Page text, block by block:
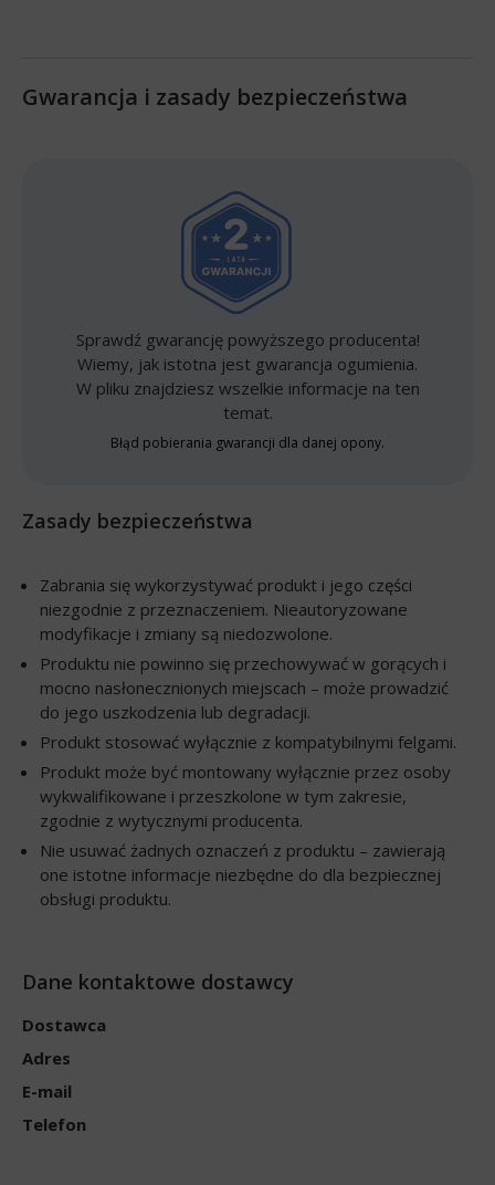
Gwarancja i zasady bezpieczeństwa
Sprawdź gwarancję powyższego producenta!
Wiemy, jak istotna jest gwarancja ogumienia.
W pliku znajdziesz wszelkie informacje na ten
temat.
Błąd pobierania gwarancji dla danej opony.
Zasady bezpieczeństwa
Zabrania się wykorzystywać produkt i jego części
niezgodnie z przeznaczeniem. Nieautoryzowane
modyfikacje i zmiany są niedozwolone.
Produktu nie powinno się przechowywać w gorących i
mocno nasłonecznionych miejscach – może prowadzić
do jego uszkodzenia lub degradacji.
Produkt stosować wyłącznie z kompatybilnymi felgami.
Produkt może być montowany wyłącznie przez osoby
wykwalifikowane i przeszkolone w tym zakresie,
zgodnie z wytycznymi producenta.
Nie usuwać żadnych oznaczeń z produktu – zawierają
one istotne informacje niezbędne do dla bezpiecznej
obsługi produktu.
Dane kontaktowe dostawcy
Dostawca
Adres
E-mail
Telefon